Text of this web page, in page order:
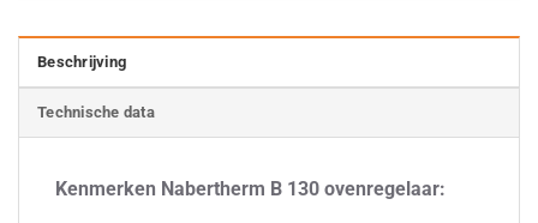
Beschrijving
Technische data
Kenmerken Nabertherm B 130 ovenregelaar: